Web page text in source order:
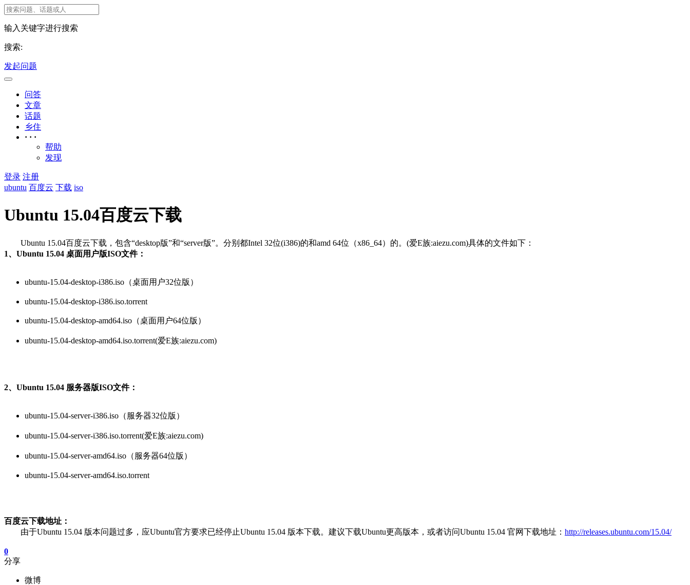
输入关键字进行搜索
搜索:
发起问题
问答
文章
话题
乡住
· · ·
帮助
发现
登录 注册
ubuntu 百度云 下载 iso
Ubuntu 15.04百度云下载
Ubuntu 15.04百度云下载，包含“desktop版”和“server版”。分别都Intel 32位(i386)的和amd 64位（x86_64）的。(爱E族:aiezu.com)具体的文件如下：
1、Ubuntu 15.04 桌面用户版ISO文件：
ubuntu-15.04-desktop-i386.iso（桌面用户32位版）
ubuntu-15.04-desktop-i386.iso.torrent
ubuntu-15.04-desktop-amd64.iso（桌面用户64位版）
ubuntu-15.04-desktop-amd64.iso.torrent(爱E族:aiezu.com)
2、Ubuntu 15.04 服务器版ISO文件：
ubuntu-15.04-server-i386.iso（服务器32位版）
ubuntu-15.04-server-i386.iso.torrent(爱E族:aiezu.com)
ubuntu-15.04-server-amd64.iso（服务器64位版）
ubuntu-15.04-server-amd64.iso.torrent
百度云下载地址：
由于Ubuntu 15.04 版本问题过多，应Ubuntu官方要求已经停止Ubuntu 15.04 版本下载。建议下载Ubuntu更高版本，或者访问Ubuntu 15.04 官网下载地址： http://releases.ubuntu.com/15.04/
0
分享
微博